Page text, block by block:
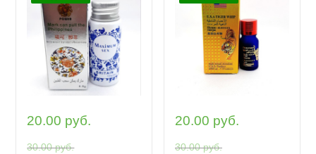
20.00 руб.
30.00 руб.
20.00 руб.
30.00 руб.